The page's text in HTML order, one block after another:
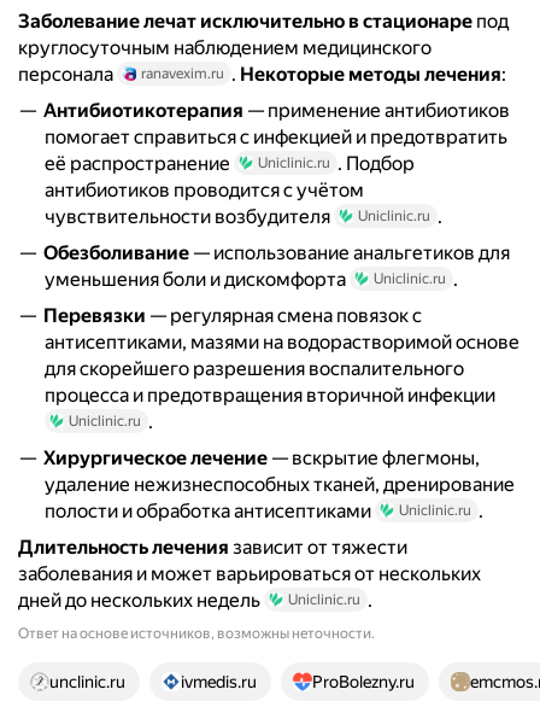
Заболевание лечат исключительно в стационаре под
круглосуточным наблюдением медицинского
персонала
ranavexim.ru . Некоторые методы лечения:
Антибиотикотерапия — применение антибиотиков
помогает справиться с инфекцией и предотвратить
её распространение
Uniclinic.ru . Подбор
антибиотиков проводится с учётом
чувствительности возбудителя
Uniclinic.ru .
Обезболивание — использование анальгетиков для
уменьшения боли и дискомфорта
Uniclinic.ru .
Перевязки — регулярная смена повязок с
антисептиками, мазями на водорастворимой основе
для скорейшего разрешения воспалительного
процесса и предотвращения вторичной инфекции
Uniclinic.ru .
Хирургическое лечение — вскрытие флегмоны,
удаление нежизнеспособных тканей, дренирование
полости и обработка антисептиками
Uniclinic.ru .
Длительность лечения зависит от тяжести
заболевания и может варьироваться от нескольких
дней до нескольких недель
Uniclinic.ru .
Ответ на основе источников, возможны неточности.
14 источников
unclinic.ru ivmedis.ru ProBolezny.ru